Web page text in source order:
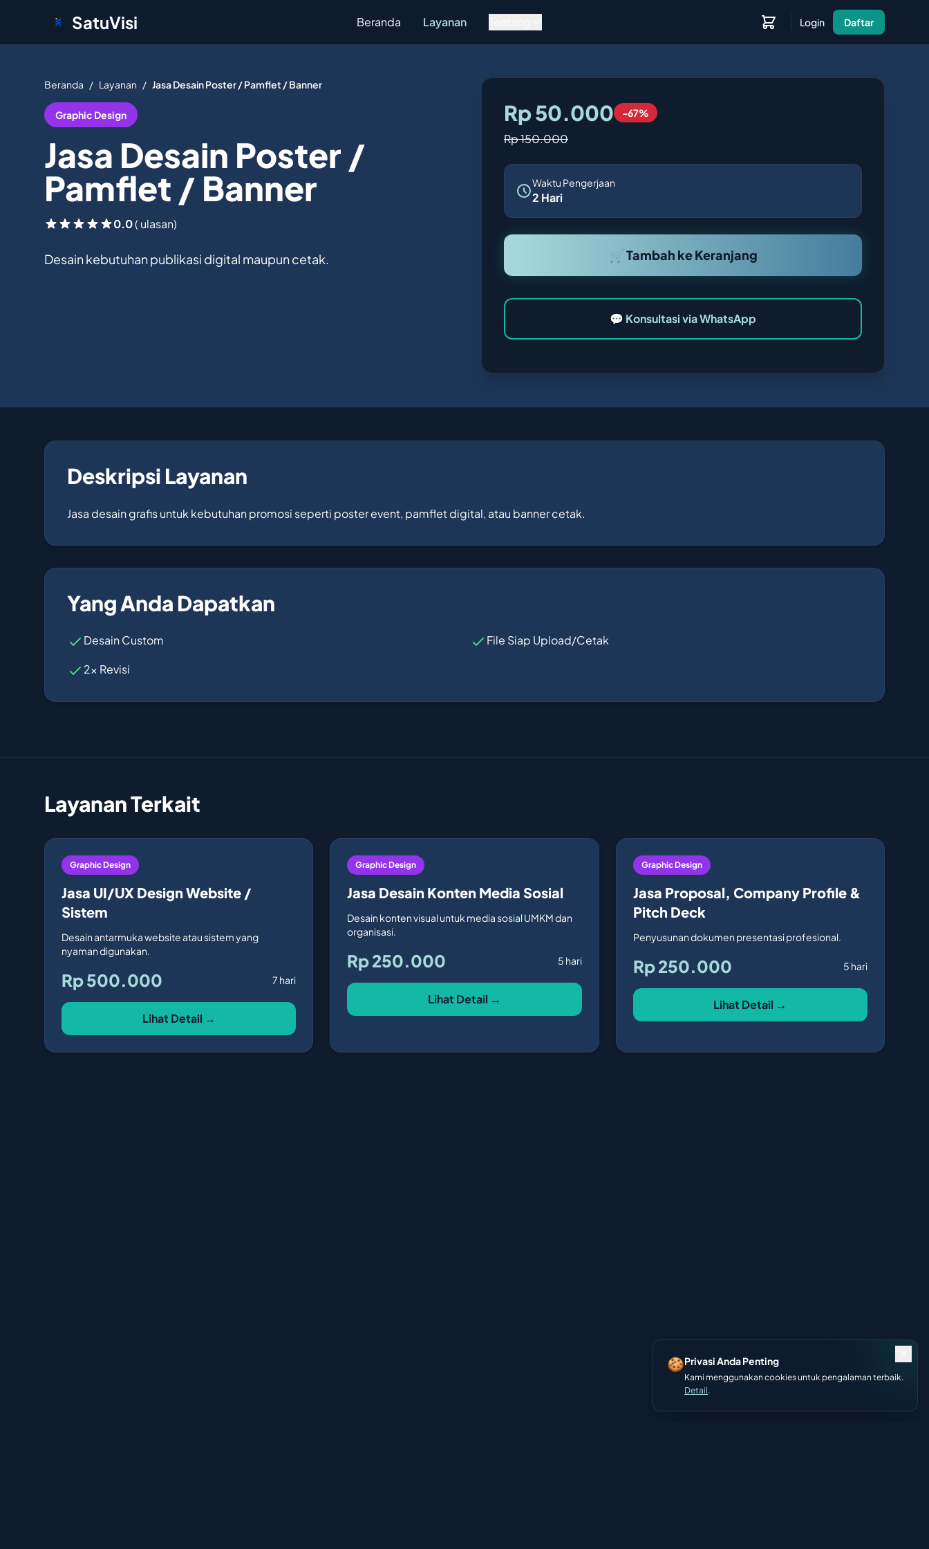
SatuVisi Beranda Layanan Login Daftar
Beranda / Layanan / Jasa Desain Poster / Pamflet / Banner
Graphic Design
Jasa Desain Poster /
Pamflet / Banner
0.0( ulasan)
Desain kebutuhan publikasi digital maupun cetak.
Rp 50.000 -67%
Rp 150.000
Waktu Pengerjaan
2 Hari
🛒 Tambah ke Keranjang
💬 Konsultasi via WhatsApp
Deskripsi Layanan
Jasa desain grafis untuk kebutuhan promosi seperti poster event, pamflet digital, atau banner cetak.
Yang Anda Dapatkan
Desain Custom
File Siap Upload/Cetak
2x Revisi
Layanan Terkait
Graphic Design
Jasa UI/UX Design Website /
Sistem
Desain antarmuka website atau sistem yang
nyaman digunakan.
Rp 500.000 7 hari
Lihat Detail →
Graphic Design
Jasa Desain Konten Media Sosial
Desain konten visual untuk media sosial UMKM dan
organisasi.
Rp 250.000 5 hari
Lihat Detail →
Graphic Design
Jasa Proposal, Company Profile &
Pitch Deck
Penyusunan dokumen presentasi profesional.
Rp 250.000 5 hari
Lihat Detail →
🍪Privasi Anda Penting
Kami menggunakan cookies untuk pengalaman terbaik.
Detail.